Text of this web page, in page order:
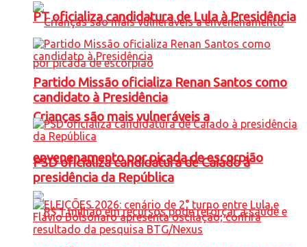
Crianças são mais vulneráveis a
envenenamento por picada de escorpião
PT oficializa candidatura de Lula à Presidência
Partido Missão oficializa Renan Santos como
candidato à Presidência
PSD oficializa candidatura de Caiado à
presidência da República